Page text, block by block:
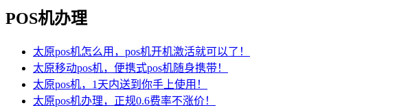
POS机办理
太原pos机怎么用，pos机开机激活就可以了！
太原移动pos机，便携式pos机随身携带！
太原pos机，1天内送到你手上使用！
太原pos机办理，正规0.6费率不涨价！